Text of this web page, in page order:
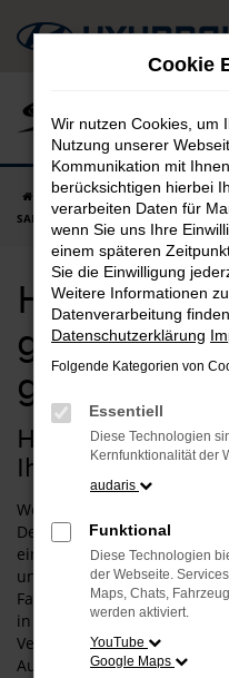
Zum
Hauptinhalt
Startseite Deggendorf
SANTA FE gebraucht in Deggendorf
Hyundai
gebraucht
günstig
Hyundai SANTA
Ihr sicherer
Wenn Sie in einem sicheren
Deggendorf unterwegs sein
einen Hyundai SANTA FE
unsere Auswahl liegt vor
Fahrzeugs. Sowohl in der
in älteren Auflagen punktet
Verarbeitung und einer
Autohändler mit viel
Cookie
Wir nutzen Cookies, um
Nutzung unserer
Kommunikation mit
berücksichtigen hierbei
verarbeiten Daten für
wenn Sie uns Ihre
einem späteren
Sie die Einwilligung
Weitere Informationen
Datenverarbeitung
Datenschutzerklärung
Folgende Kategorien von
Essentiell
Diese Technologien
Kernfunktionalität der
audaris
Funktional
Diese Technologien
der Webseite.
Maps, Chats,
werden aktiviert.
YouTube
Google Maps